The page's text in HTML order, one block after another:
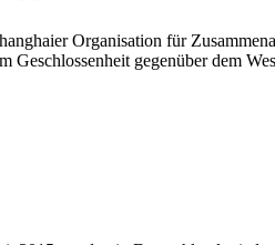
Organisation für
Geschlossenheit gegenüber dem